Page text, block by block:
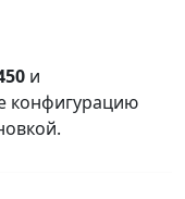
и
конфигурацию